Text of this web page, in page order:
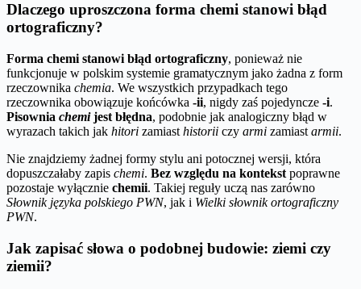
Dlaczego uproszczona forma chemi stanowi błąd
ortograficzny?
Forma chemi stanowi błąd ortograficzny, ponieważ nie
funkcjonuje w polskim systemie gramatycznym jako żadna z form
rzeczownika chemia. We wszystkich przypadkach tego
rzeczownika obowiązuje końcówka -ii, nigdy zaś pojedyncze -i.
Pisownia chemijest błędna, podobnie jak analogiczny błąd w
wyrazach takich jak hitori zamiast historii czy armi zamiast armii.
Nie znajdziemy żadnej formy stylu ani potocznej wersji, która
dopuszczałaby zapis chemi. Bez względu na kontekst poprawne
pozostaje wyłącznie chemii. Takiej reguły uczą nas zarówno
Słownik języka polskiego PWN, jak i Wielki słownik ortograficzny
PWN.
Jak zapisać słowa o podobnej budowie: ziemi czy
ziemii?